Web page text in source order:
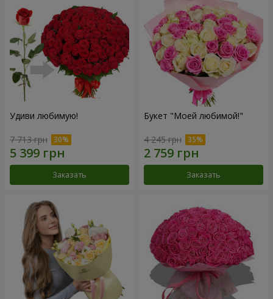
Удиви любимую!
7 713 грн
Заказать
Букет "Моей любимой!"
4 245 грн
Заказать